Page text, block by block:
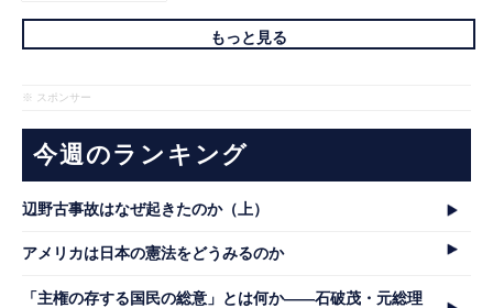
もっと見る
※ スポンサー
今週のランキング
辺野古事故はなぜ起きたのか（上）
アメリカは日本の憲法をどうみるのか
「主権の存する国民の総意」とは何か――石破茂・元総理